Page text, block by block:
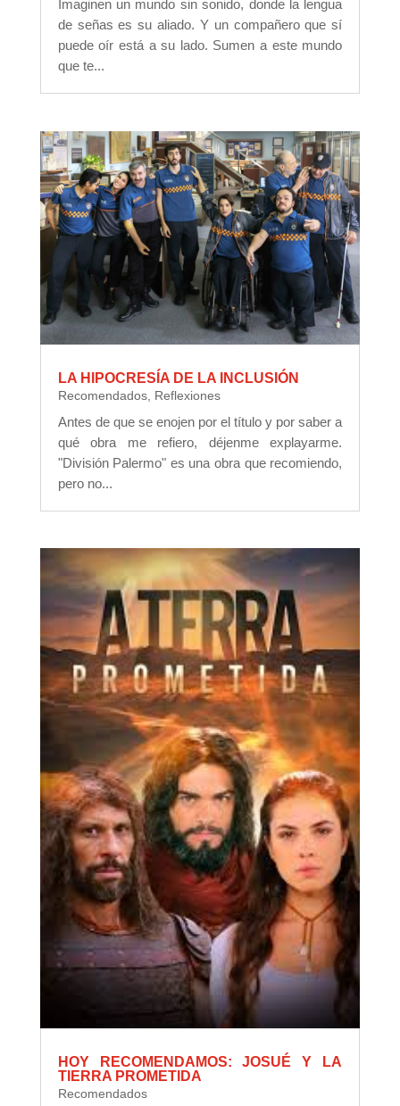
Imaginen un mundo sin sonido, donde la lengua
de señas es su aliado. Y un compañero que sí
puede oír está a su lado. Sumen a este mundo
que te...
LA HIPOCRESÍA DE LA INCLUSIÓN
Recomendados, Reflexiones
Antes de que se enojen por el título y por saber a
qué obra me refiero, déjenme explayarme.
"División Palermo" es una obra que recomiendo,
pero no...
HOY RECOMENDAMOS: JOSUÉ Y LA
TIERRA PROMETIDA
Recomendados